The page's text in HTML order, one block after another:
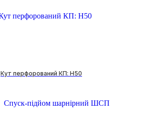
Кут перфорований КП: H50